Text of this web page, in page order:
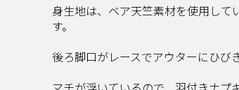
身生地は、ベア天竺素材を使用して
す。
後ろ脚口がレースでアウターにひび